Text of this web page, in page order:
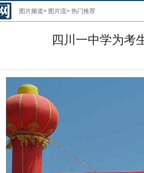
图片频道> 图片流> 热门推荐
四川一中学为考